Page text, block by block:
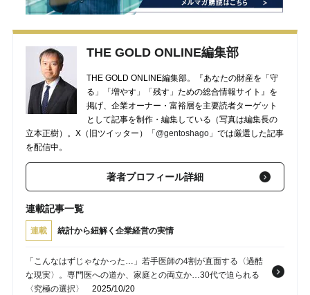
THE GOLD ONLINE編集部
THE GOLD ONLINE編集部。『あなたの財産を「守
る」「増やす」「残す」ための総合情報サイト』を
掲げ、企業オーナー・富裕層を主要読者ターゲット
として記事を制作・編集している（写真は編集長の
立本正樹）。X（旧ツイッター）
「@gentoshago」 では厳選した記事
を配信中。
著者プロフィール詳細
連載記事一覧
連載 統計から紐解く企業経営の実情
「こんなはずじゃなかった…」若手医師の4割が直面する〈過酷
な現実〉。専門医への道か、家庭との両立か…30代で迫られる
〈究極の選択〉
2025/10/20